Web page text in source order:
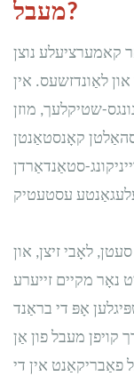
מעבל?
קאמערציעלע נוצן
לאַונדזשעס. אין
שטיקלעך, מוזן
קאָנסטאַנטן
סטאַנדאַרדן
לאָבי זיצן, און
נאָר מקיים זייערע
אָפּ די בראַנד
קויפן מעבל פון אַן
פאַבריקאַנט אין די